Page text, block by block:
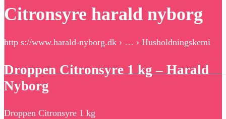
Citronsyre harald nyborg
http s://www.harald-nyborg.dk › … › Husholdningskemi
Droppen Citronsyre 1 kg – Harald
Nyborg
Droppen Citronsyre 1 kg